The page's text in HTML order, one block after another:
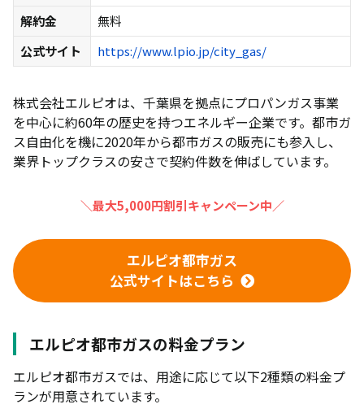
解約金
無料
公式サイト
https://www.lpio.jp/city_gas/
株式会社エルピオは、千葉県を拠点にプロパンガス事業
を中心に約60年の歴史を持つエネルギー企業です。都市ガ
ス自由化を機に2020年から都市ガスの販売にも参入し、
業界トップクラスの安さで契約件数を伸ばしています。
＼最大5,000円割引キャンペーン中／
エルピオ都市ガス
公式サイトはこちら
エルピオ都市ガスの料金プラン
エルピオ都市ガスでは、用途に応じて以下2種類の料金プ
ランが用意されています。